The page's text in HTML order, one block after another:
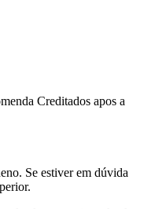
Creditados apos a
Se estiver em dúvida